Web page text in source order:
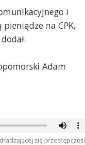
i
na CPK,
Adam
się
teraz widać
PO i Lewicy
pewna pani
biegał wzdłuż
komórkową w
z PiS-em. Potem stała
swoje